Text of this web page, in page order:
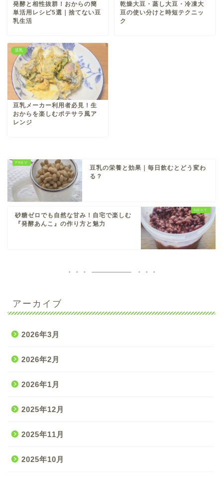
発酵と相性抜群！おからの簡
単活用レシピ5選｜捨てない豆
乳生活
乾燥大豆・蒸し大豆・冷凍大
豆の使い分けと時短テクニッ
ク
豆乳
豆乳メーカー利用者必見！生
おからを楽しむポテサラ風ア
レンジ
豆乳の栄養と効果｜毎日飲むとどう変わ
る？
砂糖ゼロでも自然な甘み！自宅で楽しむ
『発酵あんこ』の作り方と魅力
アーカイブ
2026年3月
2026年2月
2026年1月
2025年12月
2025年11月
2025年10月